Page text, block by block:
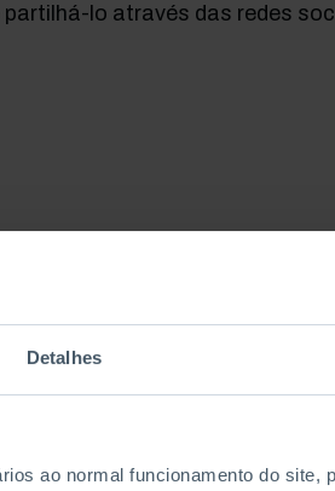
Detalhes
ao normal funcionamento do site,
lo através das redes